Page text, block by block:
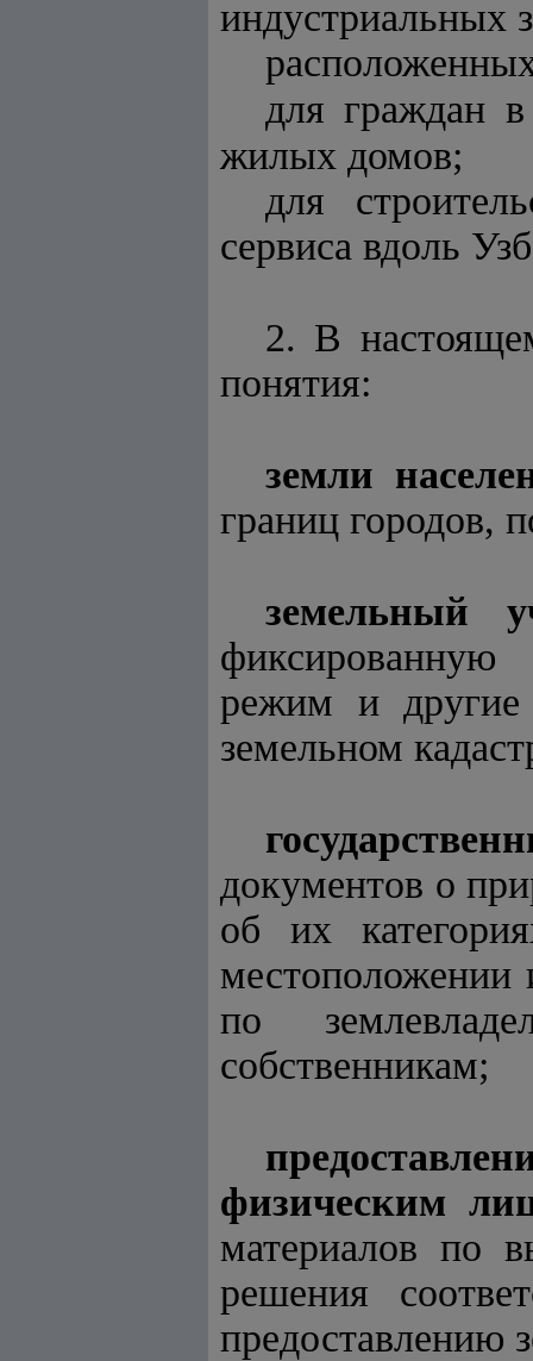
индустриальных
для граждан
жилых домов;
для
сервиса вдоль
2. В
понятия:
земли
границ городов,
земельный
режим и другие
земельном
документов о
об их
местоположении
по
собственникам;
физическим
материалов по
решения
предоставлению